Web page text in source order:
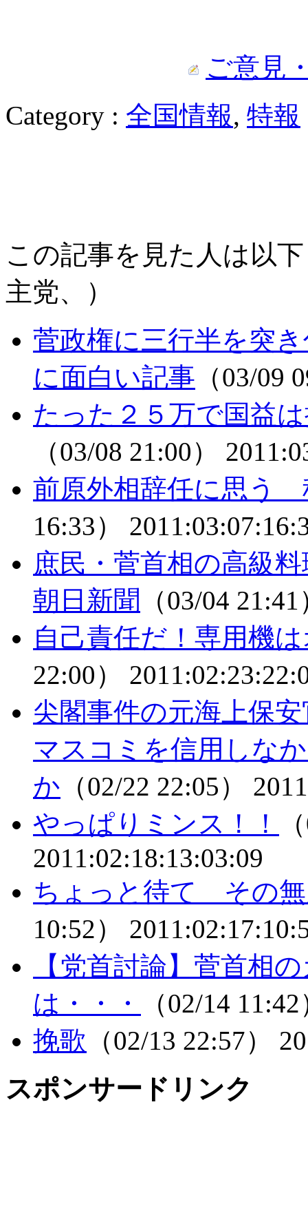
ご意見
Category : 全国情報, 特報
この記事を見た人は以
主党、）
菅政権に三行半を突
に面白い記事 （03/09
たった２５万で国益
（03/08 21:00）
前原外相辞任に思う
16:33）
庶民・菅首相の高級
朝日新聞 （03/04
自己責任だ！専用機
22:00）
尖閣事件の元海上保
マスコミを信用しな
か （02/22 22:05）
やっぱりミンス！！
2011:02:18:13:03:09
ちょっと待て その
10:52）
【党首討論】菅首相
は・・・
（02/14
挽歌 （02/13 22:57）
スポンサードリンク